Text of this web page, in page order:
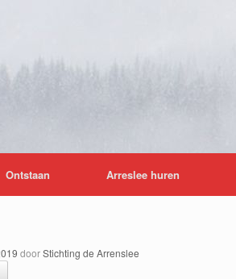
Ontstaan Arreslee huren
doorStichting de Arrenslee